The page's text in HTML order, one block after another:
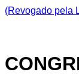
(Revogado pela